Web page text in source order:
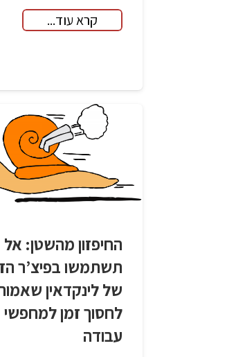
קרא עוד...
החיפזון מהשטן: אל
תשתמשו בפיצ’ר
של לינקדאין
לחסוך זמן למחפשי
עבודה